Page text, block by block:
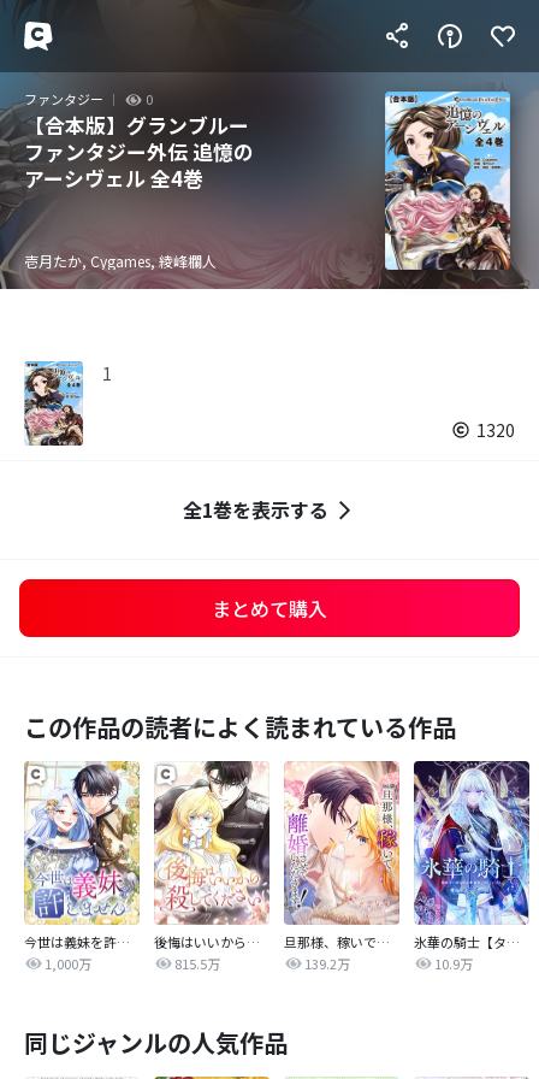
ファンタジー 0
【合本版】グランブルー
ファンタジー外伝 追憶の
アーシヴェル 全4巻
壱月たか, Cygames, 綾峰欄人
1
1320
全1巻を表示する
まとめて購入
この作品の読者によく読まれている作品
今世は義妹を許しません
1,000万
後悔はいいから殺してください
815.5万
旦那様、稼いで離婚させていただきます！
139.2万
氷華の騎士【タテヨミ】
10.9万
同じジャンルの人気作品